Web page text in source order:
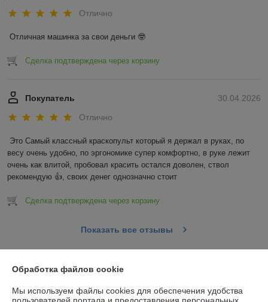
Отлично
Отличная машинка за свои деньги 🤓
Сделка подтверждена через корзину
30.04.2026
Покупатель
Отлично
Это Самый классный краскопульт который я держал в руках, по
весу очень удобно, по эргономике супер комфортно, в руке лежит
очень как влитой, пробовал красить остался доволен, ствол
рекомендую 👍, своих денег однозначно стоит
Сделка подтверждена через корзину
Показать все отзывы
О нас
Контакты
Обработка файлов cookie
Мы используем файлы cookies для обеспечения удобства